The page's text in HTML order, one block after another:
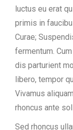
luctus eu erat
primis in
Curae;
fermentum.
dis parturient
libero, tempor
Vivamus
rhoncus ante
Sed rhoncus